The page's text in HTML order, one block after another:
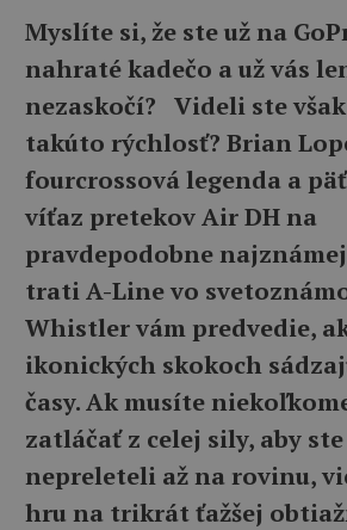
Myslíte si, že ste už na
nahraté kadečo a už vás
nezaskočí? Videli ste
takúto rýchlosť? Brian
fourcrossová legenda a
víťaz pretekov Air DH na
pravdepodobne
trati A-Line vo
Whistler vám predvedie,
ikonických skokoch
časy. Ak musíte
zatláčať z celej sily, aby
nepreleteli až na rovinu,
hru na trikrát ťažšej